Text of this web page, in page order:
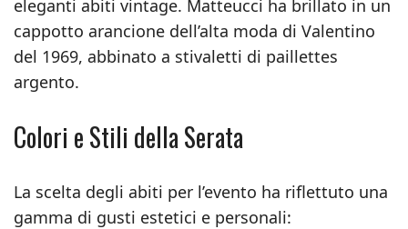
eleganti abiti vintage. Matteucci ha brillato in un
cappotto arancione dell’alta moda di Valentino
del 1969, abbinato a stivaletti di paillettes
argento.
Colori e Stili della Serata
La scelta degli abiti per l’evento ha riflettuto una
gamma di gusti estetici e personali: